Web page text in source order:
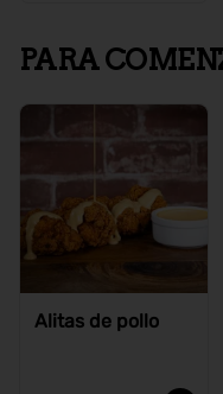
PARA
Alitas de pollo